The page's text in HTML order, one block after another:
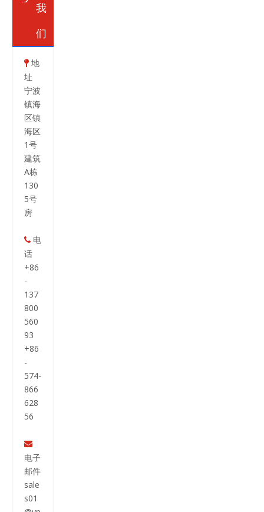
我
们
 地
址
宁波
镇海
区镇
海区
1号
建筑
A栋
130
5号
房
 电
话
+86
-
137
800
560
93
+86
-
574-
866
628
56

电子
邮件
sale
s01